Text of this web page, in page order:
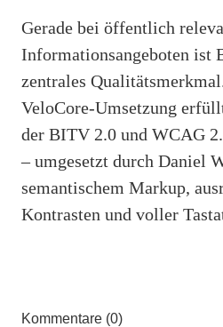
Gerade bei öffentlich
Informationsangeboten ist
zentrales
VeloCore-Umsetzung
der BITV 2.0 und WCAG
– umgesetzt durch Daniel
semantischem Markup,
Kontrasten und voller
Kommentare (0)